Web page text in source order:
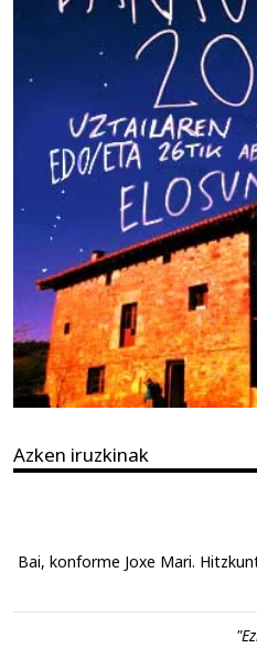
Azken iruzkinak
Bai, konforme Joxe Mari.